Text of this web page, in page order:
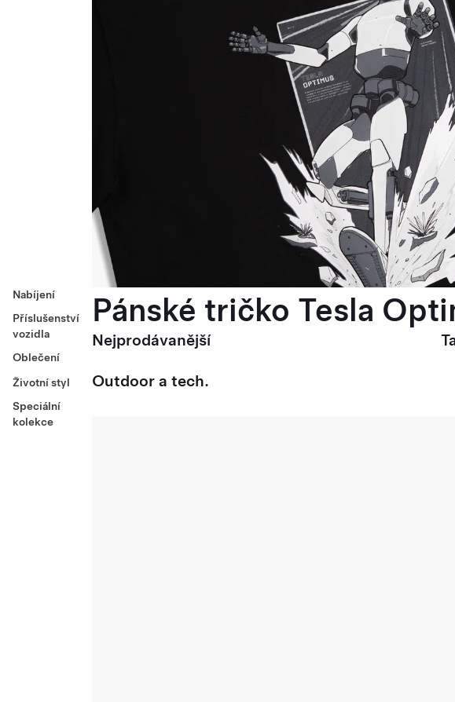
Nabíjení
Příslušenství
vozidla
Oblečení
Životní styl
Speciální
kolekce
Pánské tričko Tesla
Nejprodávanější
Outdoor a tech.